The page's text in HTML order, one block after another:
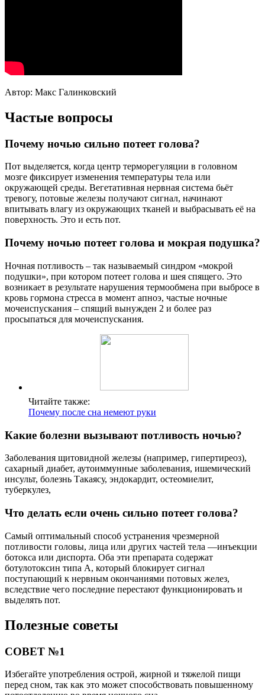
Автор: Макс Галинковский
Частые вопросы
Почему ночью сильно потеет голова?
Пот выделяется, когда центр терморегуляции в головном
мозге фиксирует изменения температуры тела или
окружающей среды. Вегетативная нервная система бьёт
тревогу, потовые железы получают сигнал, начинают
впитывать влагу из окружающих тканей и выбрасывать её на
поверхность. Это и есть пот.
Почему ночью потеет голова и мокрая подушка?
Ночная потливость – так называемый синдром «мокрой
подушки», при котором потеет голова и шея спящего. Это
возникает в результате нарушения термообмена при выбросе в
кровь гормона стресса в момент апноэ, частые ночные
мочеиспускания – спящий вынужден 2 и более раз
просыпаться для мочеиспускания.
Читайте также:
Почему после сна немеют руки
Какие болезни вызывают потливость ночью?
Заболевания щитовидной железы (например, гипертиреоз),
сахарный диабет, аутоиммунные заболевания, ишемический
инсульт, болезнь Такаясу, эндокардит, остеомиелит,
туберкулез,
Что делать если очень сильно потеет голова?
Самый оптимальный способ устранения чрезмерной
потливости головы, лица или других частей тела —инъекции
ботокса или диспорта. Оба эти препарата содержат
ботулотоксин типа А, который блокирует сигнал
поступающий к нервным окончаниями потовых желез,
вследствие чего последние перестают функционировать и
выделять пот.
Полезные советы
СОВЕТ №1
Избегайте употребления острой, жирной и тяжелой пищи
перед сном, так как это может способствовать повышенному